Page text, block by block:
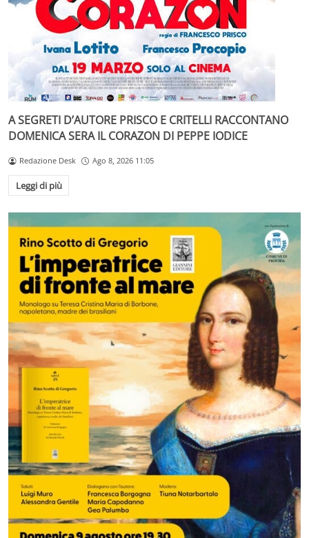
A SEGRETI D’AUTORE PRISCO E CRITELLI RACCONTANO
DOMENICA SERA IL CORAZON DI PEPPE IODICE
Redazione Desk Ago 8, 2026 11:05
Leggi di più